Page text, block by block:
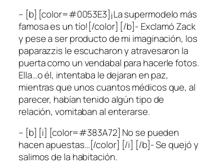
– [b] [color=#0053E3]¡La supermodelo más
famosa es un tío![/color] [/b]- Exclamó Zack
y pese a ser producto de mi imaginación, los
paparazzis le escucharon y atravesaron la
puerta como un vendabal para hacerle fotos.
Ella…o él, intentaba le dejaran en paz,
mientras que unos cuantos médicos que, al
parecer, habían tenido algún tipo de
relación, vomitaban al enterarse.
– [b] [i] [color=#383A72] No se pueden
hacen apuestas…[/color] [/i] [/b]- Se quejó y
salimos de la habitación.